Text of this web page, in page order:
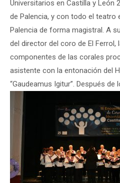
Universitarios en Castilla y León
de Palencia, y con todo el teatro
Palencia de forma magistral. A
del director del coro de El Ferrol,
componentes de las corales
asistente con la entonación del
“Gaudeamus Igitur”. Después de